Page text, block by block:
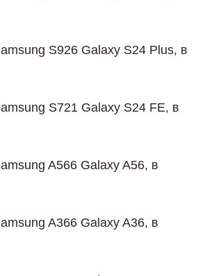
S926 Galaxy S24 Plus, в
S721 Galaxy S24 FE, в
A566 Galaxy A56, в
A366 Galaxy A36, в